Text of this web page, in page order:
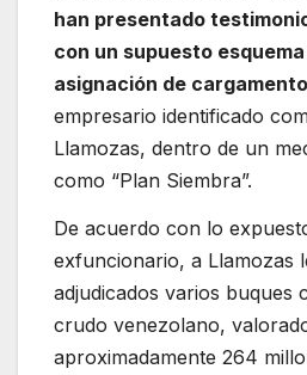
han presentado
con un supuesto
asignación de
empresario identificado
Llamozas, dentro de un
como “Plan Siembra”.
De acuerdo con lo
exfuncionario, a Llamozas
adjudicados varios buques
crudo venezolano,
aproximadamente 264